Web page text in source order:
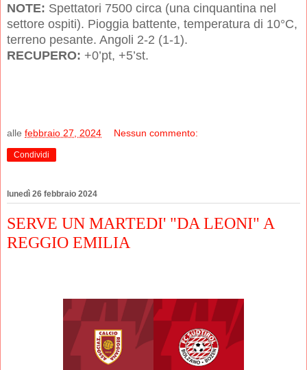
NOTE: Spettatori 7500 circa (una cinquantina nel
settore ospiti). Pioggia battente, temperatura di 10°C,
terreno pesante. Angoli 2-2 (1-1).
RECUPERO: +0’pt, +5’st.
alle febbraio 27, 2024 Nessun commento:
Condividi
lunedì 26 febbraio 2024
SERVE UN MARTEDI' "DA LEONI" A
REGGIO EMILIA